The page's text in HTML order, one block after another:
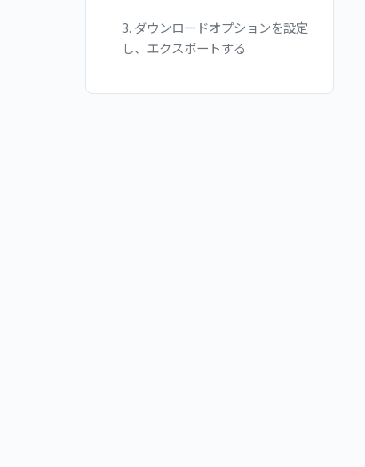
3. ダウンロードオプションを設定
し、エクスポートする